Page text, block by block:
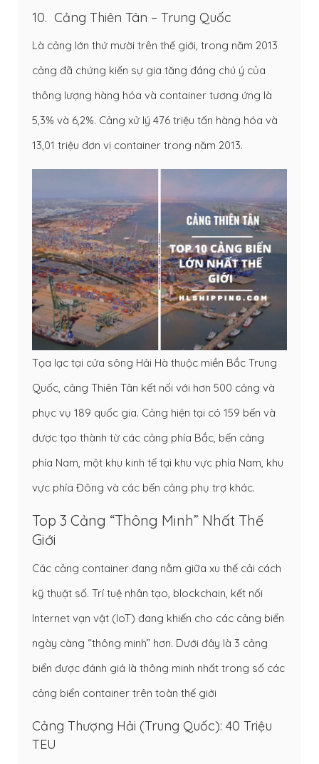
10. Cảng Thiên Tân – Trung Quốc
Là cảng lớn thứ mười trên thế giới, trong năm 2013
cảng đã chứng kiến sự gia tăng đáng chú ý của
thông lượng hàng hóa và container tương ứng là
5,3% và 6,2%. Cảng xử lý 476 triệu tấn hàng hóa và
13,01 triệu đơn vị container trong năm 2013.
Tọa lạc tại cửa sông Hải Hà thuộc miền Bắc Trung
Quốc, cảng Thiên Tân kết nối với hơn 500 cảng và
phục vụ 189 quốc gia. Cảng hiện tại có 159 bến và
được tạo thành từ các cảng phía Bắc, bến cảng
phía Nam, một khu kinh tế tại khu vực phía Nam, khu
vực phía Đông và các bến cảng phụ trợ khác.
Top 3 Cảng “thông Minh” Nhất Thế
Giới
Các cảng container đang nằm giữa xu thế cải cách
kỹ thuật số. Trí tuệ nhân tạo, blockchain, kết nối
Internet vạn vật (IoT) đang khiến cho các cảng biển
ngày càng “thông minh” hơn. Dưới đây là 3 cảng
biển được đánh giá là thông minh nhất trong số các
cảng biển container trên toàn thế giới
Cảng Thượng Hải (Trung Quốc): 40 Triệu
TEU